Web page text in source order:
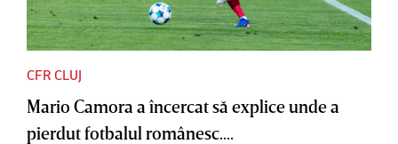
CFR CLUJ
Mario Camora a încercat să explice unde a
pierdut fotbalul românesc....